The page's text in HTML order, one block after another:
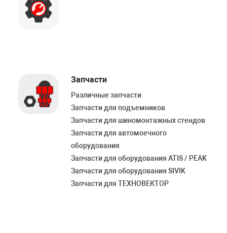
Запчасти
Различные запчасти
Запчасти для подъемников
Запчасти для шиномонтажных стендов
Запчасти для автомоечного
оборудования
Запчасти для оборудования ATIS / PEAK
Запчасти для оборудования SIVIK
Запчасти для ТЕХНОВЕКТОР